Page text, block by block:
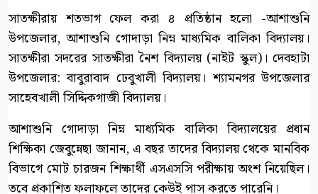
সাতক্ষীরায় শতভাগ ফেল করা ৪ প্রতিষ্ঠান হলো -আশাশুনি
উপজেলার, আশাশুনি গোদাড়া নিম্ন মাধ্যমিক বালিকা বিদ্যালয়।
সাতক্ষীরা সদরের সাতক্ষীরা নৈশ বিদ্যালয় (নাইট স্কুল)। দেবহাটা
উপজেলার: বাবুরাবাদ ঢেবুখালী বিদ্যালয়। শ্যামনগর উপজেলার
সাহেবখালী সিদ্দিকগাজী বিদ্যালয়।
আশাশুনি গোদাড়া নিম্ন মাধ্যমিক বালিকা বিদ্যালয়ের প্রধান
শিক্ষিকা জেবুন্নেছা জানান, এ বছর তাদের বিদ্যালয় থেকে মানবিক
বিভাগে মোট চারজন শিক্ষার্থী এসএসসি পরীক্ষায় অংশ নিয়েছিল।
তবে প্রকাশিত ফলাফলে তাদের কেউই পাস করতে পারেনি।